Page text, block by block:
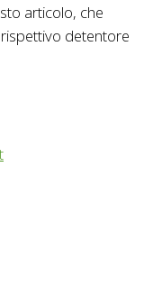
articolo, che
detentore